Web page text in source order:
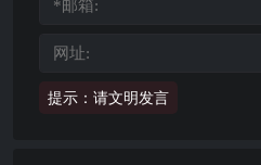
提示：请文明发言